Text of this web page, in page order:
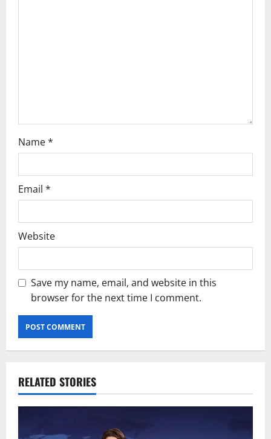
Name*
Email *
Website
Save my name, email, and website in this
browser for the next time I comment.
RELATED STORIES